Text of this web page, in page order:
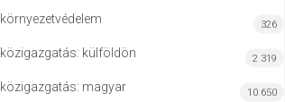
környezetvédelem 326
közigazgatás: külföldön 2 319
közigazgatás: magyar 10 650